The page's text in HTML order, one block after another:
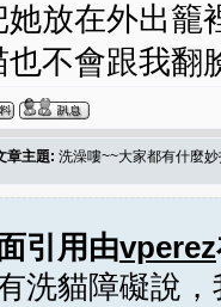
她放在外出籠
也不會跟我翻
章主題: 洗澡嘍~~大家都有什麼
引用由vperez
洗貓障礙說